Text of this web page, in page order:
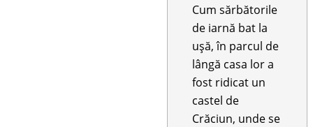
Cum sărbătorile
de iarnă bat la
ușă, în parcul de
lângă casa lor a
fost ridicat un
castel de
Crăciun, unde se